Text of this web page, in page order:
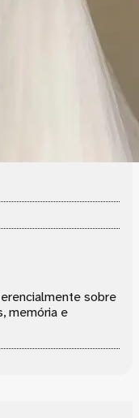
sobre
memória e